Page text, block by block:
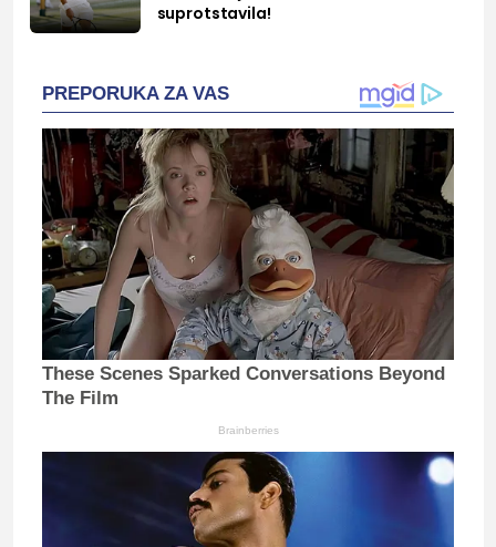
suprotstavila!
PREPORUKA ZA VAS
These Scenes Sparked Conversations Beyond
The Film
Brainberries